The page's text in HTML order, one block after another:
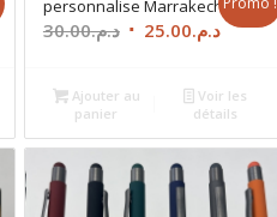
personnalise Marrakech
د.م.30.00
Le
د.م.30.00.
د.م.25.00
Le
actuel
est :
Ajouter au
panier
Voir les
détails